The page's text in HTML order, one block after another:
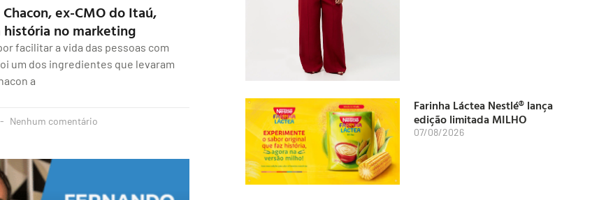
ex-CMO do Itaú,
história no marketing
facilitar a vida das pessoas com
um dos ingredientes que levaram
a
Nenhum comentário
Farinha Láctea Nestlé® lança
edição limitada MILHO
07/08/2026